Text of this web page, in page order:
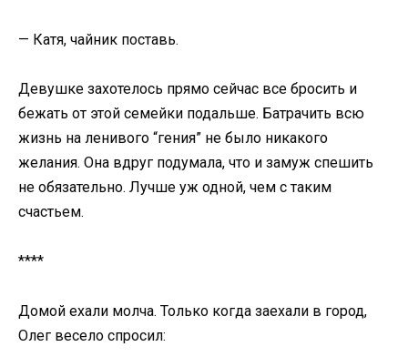
— Катя, чайник поставь.
Девушке захотелось прямо сейчас все бросить и
бежать от этой семейки подальше. Батрачить всю
жизнь на ленивого “гения” не было никакого
желания. Она вдруг подумала, что и замуж спешить
не обязательно. Лучше уж одной, чем с таким
счастьем.
****
Домой ехали молча. Только когда заехали в город,
Олег весело спросил: